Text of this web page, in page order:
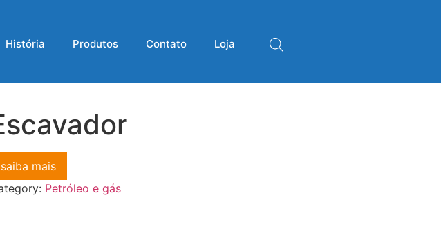
História Produtos Contato Loja
saiba mais
Petróleo e gás